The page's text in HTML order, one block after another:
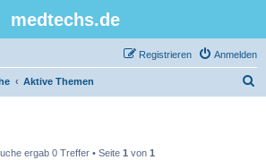
medtechs.de
Anmelden
Registrieren
Aktive Themen
ergab 0 Treffer • Seite 1 von 1